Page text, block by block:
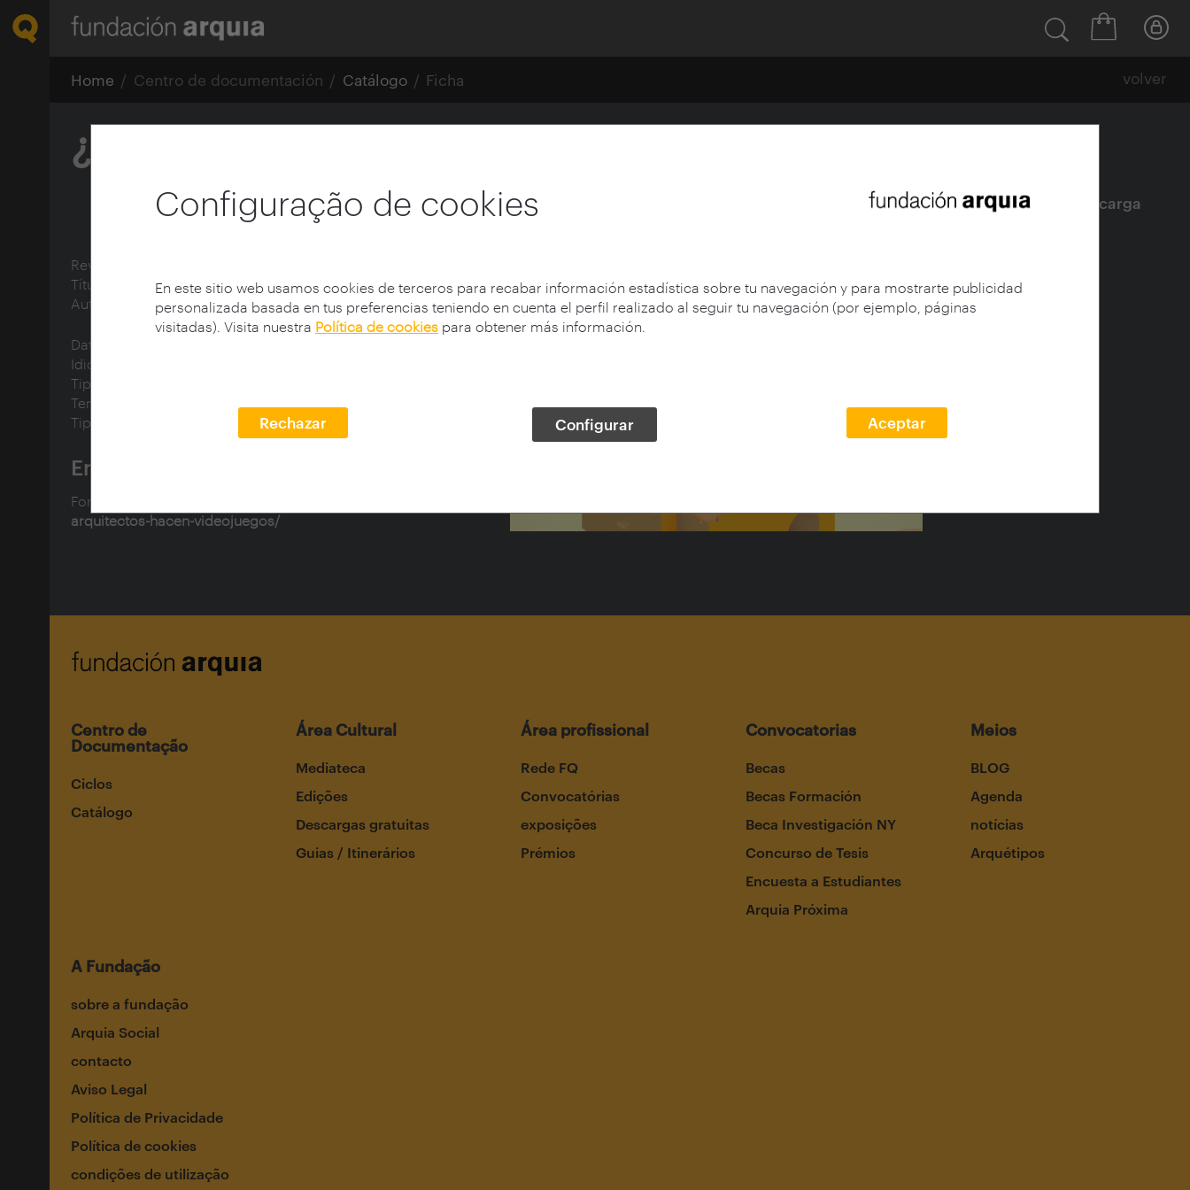
Configuração de cookies
En este sitio web usamos cookies de terceros para recabar información estadística sobre tu navegación y para mostrarte publicidad
personalizada basada en tus preferencias teniendo en cuenta el perfil realizado al seguir tu navegación (por ejemplo, páginas
visitadas). Visita nuestra Política de cookies para obtener más información.
Rechazar Configurar Aceptar
Home Centro de documentación Catálogo Ficha volver
¿Los arquitectos hacen videojuegos?
Ficha| Descarga
Revista:
Título:
¿Los arquitectos hacen videojuegos?
Autor:
Saga, Manuel
Data de publicação:
Idioma:
Tipo de documento:
Tema matéria:
Tipo conteúdo CD:
Enlaces
Fonte:
arquitectos-hacen-videojuegos/
Centro de
Documentação
Ciclos
Catálogo
Área Cultural
Mediateca
Edições
Descargas gratuitas
Guias / Itinerários
Área profissional
Rede FQ
Convocatórias
exposições
Prémios
Convocatorias
Becas
Becas Formación
Beca Investigación NY
Concurso de Tesis
Encuesta a Estudiantes
Arquia Próxima
Meios
BLOG
Agenda
notícias
Arquétipos
A Fundação
sobre a fundação
Arquia Social
contacto
Aviso Legal
Política de Privacidade
Política de cookies
condições de utilização